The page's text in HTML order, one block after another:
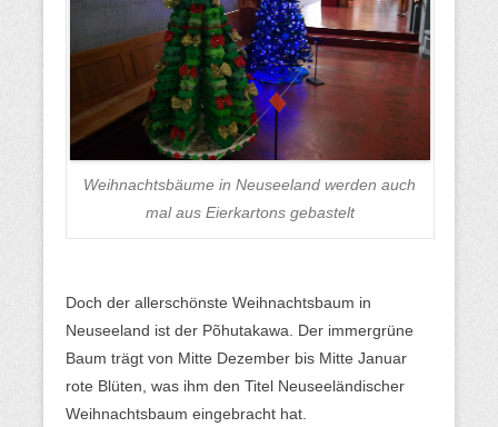
Weihnachtsbäume in Neuseeland werden auch
mal aus Eierkartons gebastelt
Doch der allerschönste Weihnachtsbaum in
Neuseeland ist der Põhutakawa. Der immergrüne
Baum trägt von Mitte Dezember bis Mitte Januar
rote Blüten, was ihm den Titel Neuseeländischer
Weihnachtsbaum eingebracht hat.